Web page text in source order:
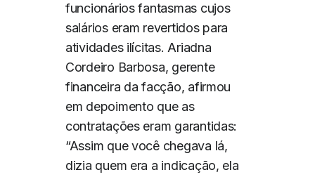
funcionários fantasmas cujos
salários eram revertidos para
atividades ilícitas. Ariadna
Cordeiro Barbosa, gerente
financeira da facção, afirmou
em depoimento que as
contratações eram garantidas:
“Assim que você chegava lá,
dizia quem era a indicação, ela